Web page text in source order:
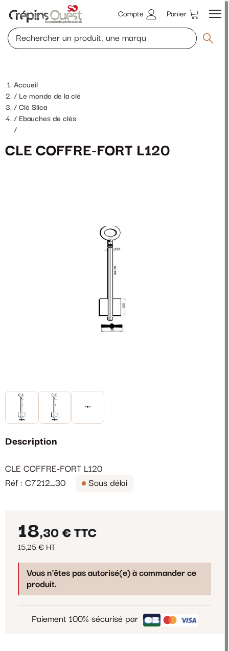
Compte Panier
Accueil
Le monde de la clé
Clé Silca
Ebauches de clés
/
CLE COFFRE-FORT L120
Description
CLE COFFRE-FORT L120
Réf : C7212_30
Sous délai
18,30 € TTC
15,25 € HT
Vous n'êtes pas autorisé(e) à commander ce
produit.
Paiement 100% sécurisé par